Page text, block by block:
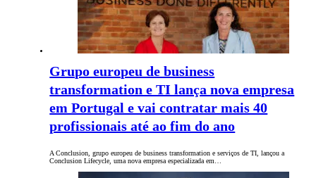
Grupo europeu de business
transformation e TI lança nova empresa
em Portugal e vai contratar mais 40
profissionais até ao fim do ano
A Conclusion, grupo europeu de business transformation e serviços de TI, lançou a
Conclusion Lifecycle, uma nova empresa especializada em…